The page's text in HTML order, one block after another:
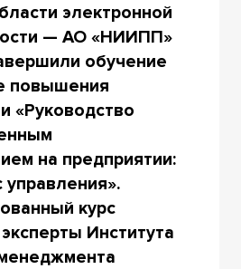
электронной
— АО «НИИПП»
обучение
повышения
«Руководство
на предприятии:
управления».
курс
Института